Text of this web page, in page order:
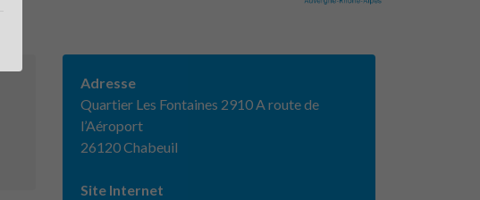
Adresse
Quartier Les Fontaines 2910 A route de
l’Aéroport
26120 Chabeuil
Site Internet